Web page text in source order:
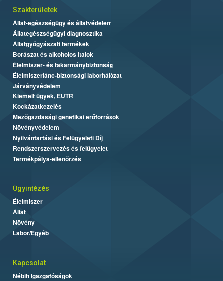
Szakterületek
Állat-egészségügy és állatvédelem
Állategészségügyi diagnosztika
Állatgyógyászati termékek
Borászat és alkoholos italok
Élelmiszer- és takarmánybiztonság
Élelmiszerlánc-biztonsági laborhálózat
Járványvédelem
Kiemelt ügyek, EUTR
Kockázatkezelés
Mezőgazdasági genetikai erőforrások
Növényvédelem
Nyilvántartási és Felügyeleti Díj
Rendszerszervezés és felügyelet
Termékpálya-ellenőrzés
Ügyintézés
Élelmiszer
Állat
Növény
Labor/Egyéb
Kapcsolat
Nébih Igazgatóságok